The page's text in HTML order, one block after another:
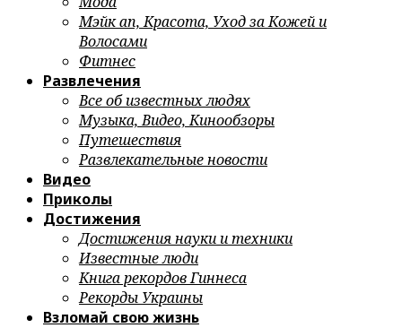
Мэйк ап, Красота, Уход за Кожей и
Волосами
Фитнес
Развлечения
Все об известных людях
Музыка, Видео, Кинообзоры
Путешествия
Развлекательные новости
Видео
Приколы
Достижения
Достижения науки и техники
Известные люди
Книга рекордов Гиннеса
Рекорды Украины
Взломай свою жизнь